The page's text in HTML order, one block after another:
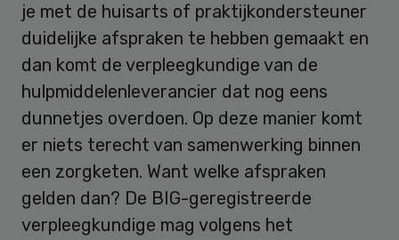
je met de huisarts of praktijkondersteuner
duidelijke afspraken te hebben gemaakt en
dan komt de verpleegkundige van de
hulpmiddelenleverancier dat nog eens
dunnetjes overdoen. Op deze manier komt
er niets terecht van samenwerking binnen
een zorgketen. Want welke afspraken
gelden dan? De BIG-geregistreerde
verpleegkundige mag volgens het